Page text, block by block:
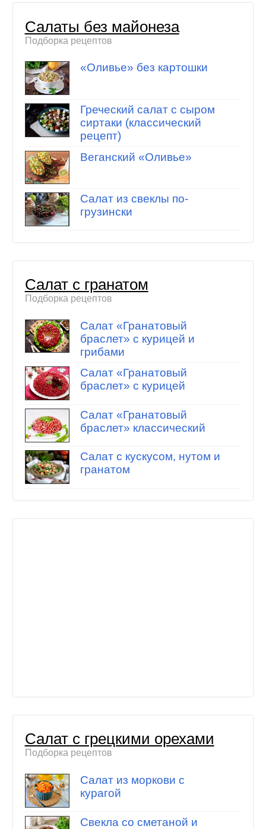
Салаты без майонеза
Подборка рецептов
«Оливье» без картошки
Греческий салат с сыром
сиртаки (классический
рецепт)
Веганский «Оливье»
Салат из свеклы по-
грузински
Салат с гранатом
Подборка рецептов
Салат «Гранатовый
браслет» с курицей и
грибами
Салат «Гранатовый
браслет» с курицей
Салат «Гранатовый
браслет» классический
Салат с кускусом, нутом и
гранатом
Салат с грецкими орехами
Подборка рецептов
Салат из моркови с
курагой
Свекла со сметаной и